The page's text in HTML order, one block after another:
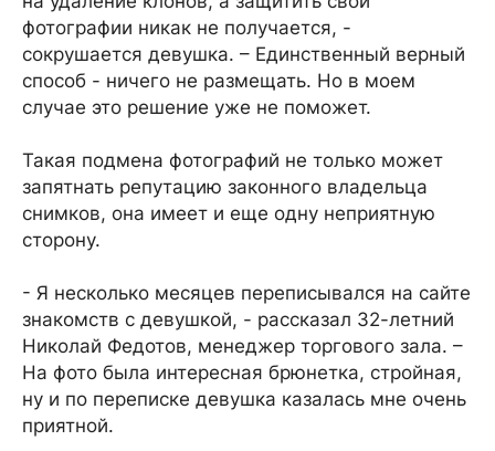
фотографии никак не получается, -
сокрушается девушка. – Единственный верный
способ - ничего не размещать. Но в моем
случае это решение уже не поможет.
Такая подмена фотографий не только может
запятнать репутацию законного владельца
снимков, она имеет и еще одну неприятную
сторону.
- Я несколько месяцев переписывался на сайте
знакомств с девушкой, - рассказал 32-летний
Николай Федотов, менеджер торгового зала. –
На фото была интересная брюнетка, стройная,
ну и по переписке девушка казалась мне очень
приятной.